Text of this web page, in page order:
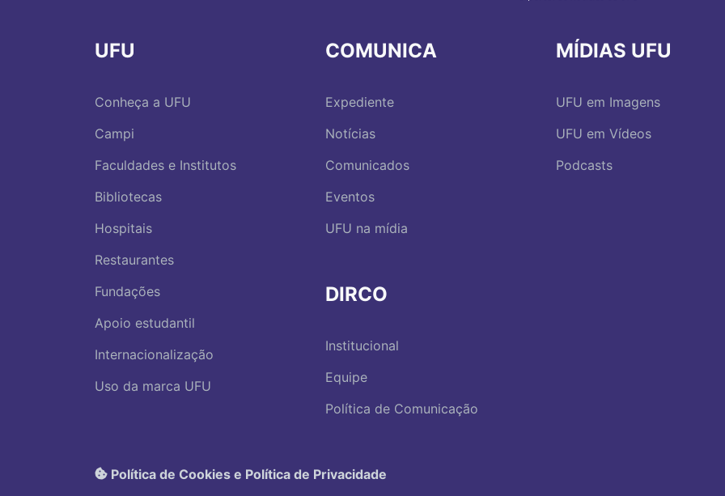
UFU
Conheça a UFU
Campi
Faculdades e Institutos
Bibliotecas
Hospitais
Restaurantes
Fundações
Apoio estudantil
Internacionalização
Uso da marca UFU
COMUNICA
Expediente
Notícias
Comunicados
Eventos
UFU na mídia
DIRCO
Institucional
Equipe
Política de Comunicação
MÍDIAS UFU
UFU em Imagens
UFU em Vídeos
Podcasts
Política de Cookies e Política de Privacidade